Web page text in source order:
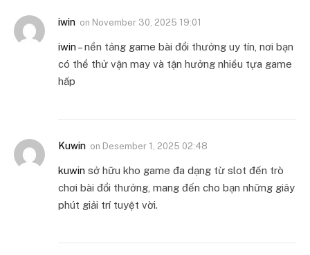
iwin on November 30, 2025 19:01
iwin – nền tảng game bài đổi thưởng uy tín, nơi bạn
có thể thử vận may và tận hưởng nhiều tựa game
hấp
Kuwin on Desember 1, 2025 02:48
kuwin sở hữu kho game đa dạng từ slot đến trò
chơi bài đổi thưởng, mang đến cho bạn những giây
phút giải trí tuyệt vời.